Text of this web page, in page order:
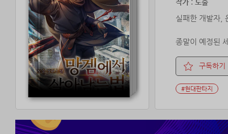
작가 : 도술
실패한 개발자,
종말이 예정된
경고에도 불구
망할... 이제 그
구독하기
#현대판타지